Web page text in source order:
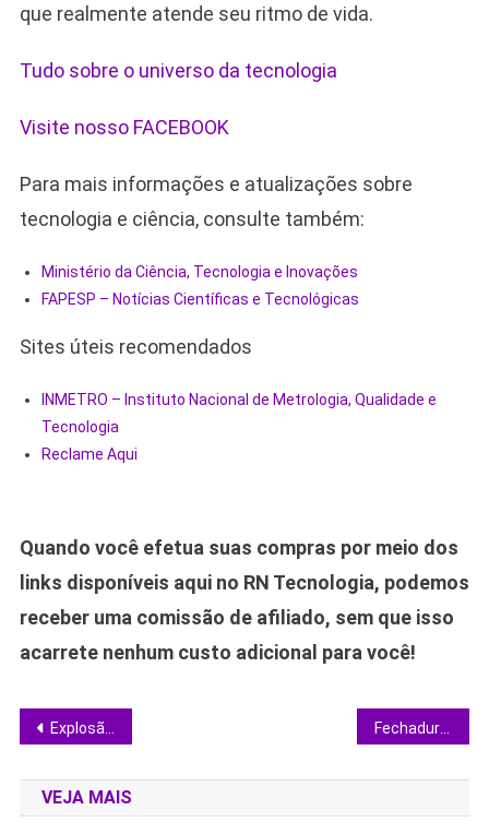
que realmente atende seu ritmo de vida.
Tudo sobre o universo da tecnologia
Visite nosso FACEBOOK
Para mais informações e atualizações sobre
tecnologia e ciência, consulte também:
Ministério da Ciência, Tecnologia e Inovações
FAPESP – Notícias Científicas e Tecnológicas
Sites úteis recomendados
INMETRO – Instituto Nacional de Metrologia, Qualidade e
Tecnologia
Reclame Aqui
Quando você efetua suas compras por meio dos
links disponíveis aqui no RN Tecnologia, podemos
receber uma comissão de afiliado, sem que isso
acarrete nenhum custo adicional para você!
Navegação
de
Post
Explosão do New Glenn: prós, contras e o que a falha revela sobre o foguete de Jeff Bezos
VEJA MAIS